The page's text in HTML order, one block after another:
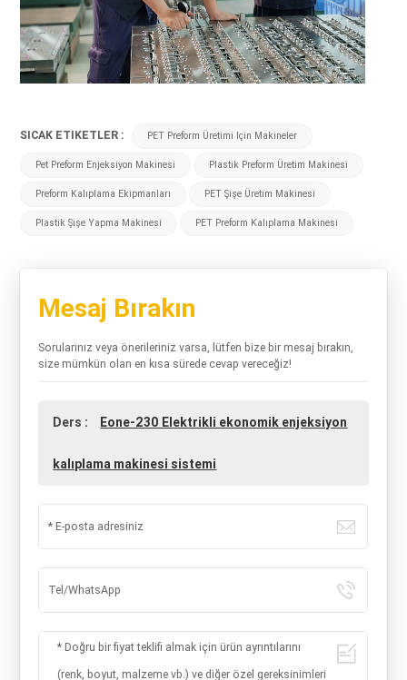
SICAK ETIKETLER : PET Preform Üretimi Için Makineler
Pet Preform Enjeksiyon Makinesi Plastik Preform Üretim Makinesi
Preform Kalıplama Ekipmanları PET Şişe Üretim Makinesi
Plastik Şişe Yapma Makinesi PET Preform Kalıplama Makinesi
Mesaj Bırakın
Sorularınız veya önerileriniz varsa, lütfen bize bir mesaj bırakın,
size mümkün olan en kısa sürede cevap vereceğiz!
Ders : Eone-230 Elektrikli ekonomik enjeksiyon
kalıplama makinesi sistemi